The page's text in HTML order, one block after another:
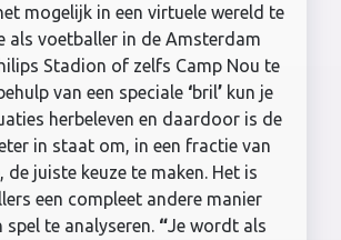
mogelijk in een virtuele wereld te
als voetballer in de Amsterdam
Stadion of zelfs Camp Nou te
van een speciale ‘bril ’ kun je
herbeleven en daardoor is de
in staat om, in een fractie van
de juiste keuze te maken. Het is
een compleet andere manier
te analyseren. “Je wordt als